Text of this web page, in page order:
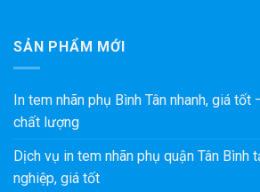
SẢN PHẨM MỚI
In tem nhãn phụ Bình Tân nhanh, giá
chất lượng
Dịch vụ in tem nhãn phụ quận Tân Bình
nghiệp, giá tốt